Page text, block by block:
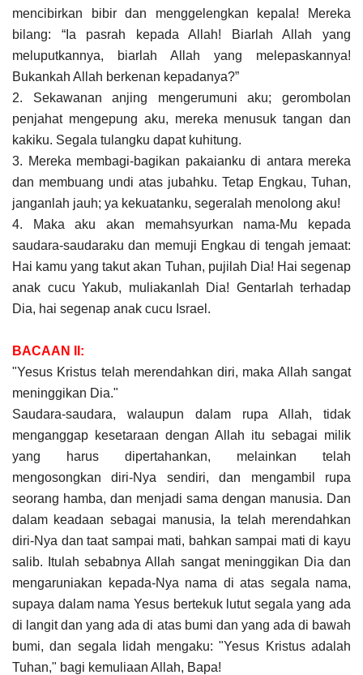
mencibirkan bibir dan menggelengkan kepala! Mereka
bilang: “Ia pasrah kepada Allah! Biarlah Allah yang
meluputkannya, biarlah Allah yang melepaskannya!
Bukankah Allah berkenan kepadanya?”
2. Sekawanan anjing mengerumuni aku; gerombolan
penjahat mengepung aku, mereka menusuk tangan dan
kakiku. Segala tulangku dapat kuhitung.
3. Mereka membagi-bagikan pakaianku di antara mereka
dan membuang undi atas jubahku. Tetap Engkau, Tuhan,
janganlah jauh; ya kekuatanku, segeralah menolong aku!
4. Maka aku akan memahsyurkan nama-Mu kepada
saudara-saudaraku dan memuji Engkau di tengah jemaat:
Hai kamu yang takut akan Tuhan, pujilah Dia! Hai segenap
anak cucu Yakub, muliakanlah Dia! Gentarlah terhadap
Dia, hai segenap anak cucu Israel.
BACAAN II:
"Yesus Kristus telah merendahkan diri, maka Allah sangat
meninggikan Dia."
Saudara-saudara, walaupun dalam rupa Allah, tidak
menganggap kesetaraan dengan Allah itu sebagai milik
yang harus dipertahankan, melainkan telah
mengosongkan diri-Nya sendiri, dan mengambil rupa
seorang hamba, dan menjadi sama dengan manusia. Dan
dalam keadaan sebagai manusia, Ia telah merendahkan
diri-Nya dan taat sampai mati, bahkan sampai mati di kayu
salib. Itulah sebabnya Allah sangat meninggikan Dia dan
mengaruniakan kepada-Nya nama di atas segala nama,
supaya dalam nama Yesus bertekuk lutut segala yang ada
di langit dan yang ada di atas bumi dan yang ada di bawah
bumi, dan segala lidah mengaku: "Yesus Kristus adalah
Tuhan," bagi kemuliaan Allah, Bapa!